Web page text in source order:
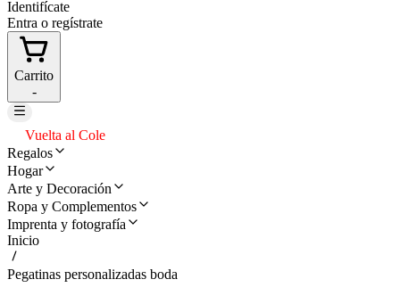
Identifícate
Entra o regístrate
Carrito
-
Vuelta al Cole
Regalos
Hogar
Arte y Decoración
Ropa y Complementos
Imprenta y fotografía
Inicio
Pegatinas personalizadas boda